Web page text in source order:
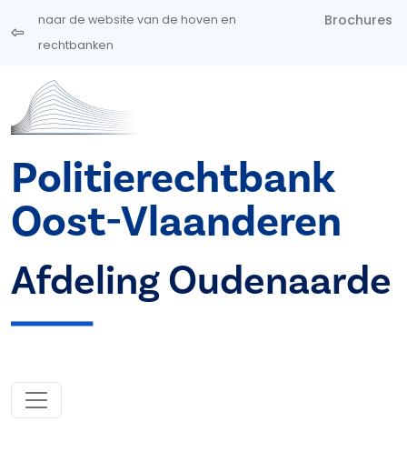
Overslaan en naar de inhoud gaan
naar de website van de hoven en
rechtbanken
Brochures
Politierechtbank
Oost-Vlaanderen
Afdeling Oudenaarde